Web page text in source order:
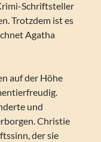
Schriftsteller
Trotzdem ist es
Agatha
auf der Höhe
und
Christie
der sie